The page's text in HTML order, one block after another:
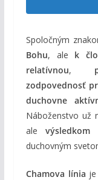
Spoločným
Bohu, ale k
relatívnou,
zodpovednosť
duchovne
Náboženstvo už
ale
duchovným
Chamova línia